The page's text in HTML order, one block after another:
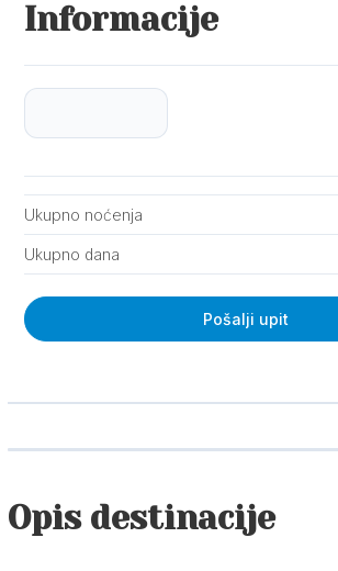
Informacije
Ukupno noćenja
Ukupno dana
Pošalji upit
Opis destinacije